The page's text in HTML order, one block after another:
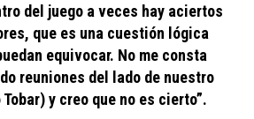
del juego a veces hay aciertos
que es una cuestión lógica
equivocar. No me consta
reuniones del lado de nuestro
y creo que no es cierto”.